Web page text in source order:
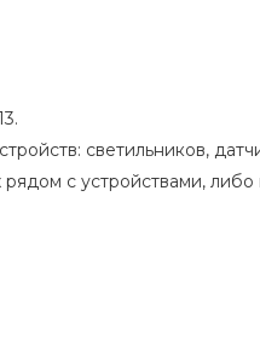
светильников,
с устройствами,